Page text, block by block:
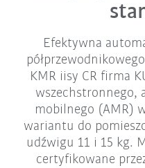
Efektywna
KMR iisy CR firma
wszechstronnego,
mobilnego (AMR)
wariantu do
udźwigu 11 i 15 kg.
certyfikowane